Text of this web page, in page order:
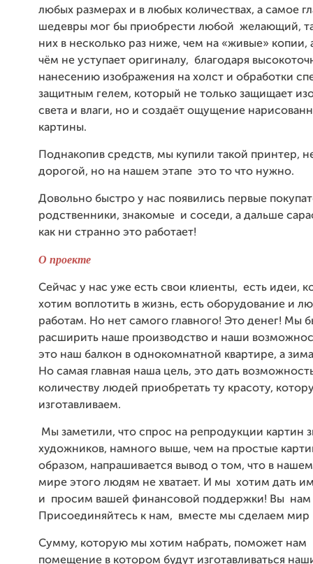
любых размерах и в любых количествах, а самое
шедевры мог бы приобрести любой желающий,
них в несколько раз ниже, чем на «живые» копии,
чём не уступает оригиналу, благодаря
нанесению изображения на холст и обработки
защитным гелем, который не только защищает
света и влаги, но и создаёт ощущение
картины.
Поднакопив средств, мы купили такой принтер,
дорогой, но на нашем этапе это то что нужно.
Довольно быстро у нас появились первые
родственники, знакомые и соседи, а дальше
как ни странно это работает!
О проекте
Сейчас у нас уже есть свои клиенты, есть идеи,
хотим воплотить в жизнь, есть оборудование и
работам. Но нет самого главного! Это денег! Мы
расширить наше производство и наши
это наш балкон в однокомнатной квартире, а
Но самая главная наша цель, это дать
количеству людей приобретать ту красоту,
изготавливаем.
Мы заметили, что спрос на репродукции картин
художников, намного выше, чем на простые
образом, напрашивается вывод о том, что в
мире этого людям не хватает. И мы хотим дать
и просим вашей финансовой поддержки! Вы
Присоединяйтесь к нам, вместе мы сделаем мир
Сумму, которую мы хотим набрать, поможет нам
помещение в котором будут изготавливаться